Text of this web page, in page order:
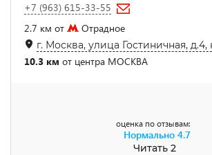
+7 (963) 615-33-55
2.7 км от
Отрадное
г. Москва, улица Гостиничная, д.4,
10.3 км от центра МОСКВА
оценка по отзывам:
Нормально 4.7
Читать 2